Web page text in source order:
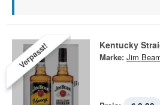
Verpasst! Kentucky
Marke: Jim